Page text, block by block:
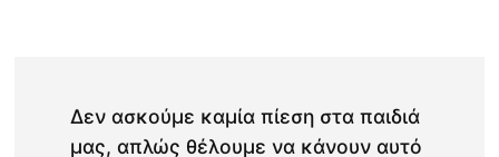
Δεν ασκούμε καμία πίεση στα παιδιά
μας, απλώς θέλουμε να κάνουν αυτό